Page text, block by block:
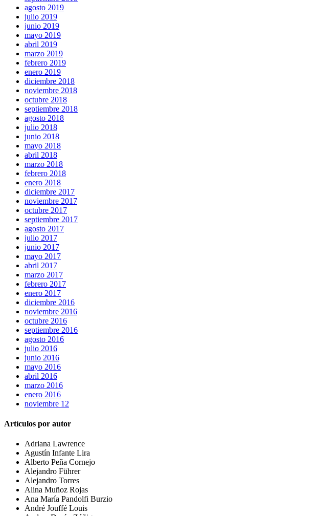
agosto 2019
julio 2019
junio 2019
mayo 2019
abril 2019
marzo 2019
febrero 2019
enero 2019
diciembre 2018
noviembre 2018
octubre 2018
septiembre 2018
agosto 2018
julio 2018
junio 2018
mayo 2018
abril 2018
marzo 2018
febrero 2018
enero 2018
diciembre 2017
noviembre 2017
octubre 2017
septiembre 2017
agosto 2017
julio 2017
junio 2017
mayo 2017
abril 2017
marzo 2017
febrero 2017
enero 2017
diciembre 2016
noviembre 2016
octubre 2016
septiembre 2016
agosto 2016
julio 2016
junio 2016
mayo 2016
abril 2016
marzo 2016
enero 2016
noviembre 12
Artículos por autor
Adriana Lawrence
Agustín Infante Lira
Alberto Peña Cornejo
Alejandro Führer
Alejandro Torres
Alina Muñoz Rojas
Ana María Pandolfi Burzio
André Jouffé Louis